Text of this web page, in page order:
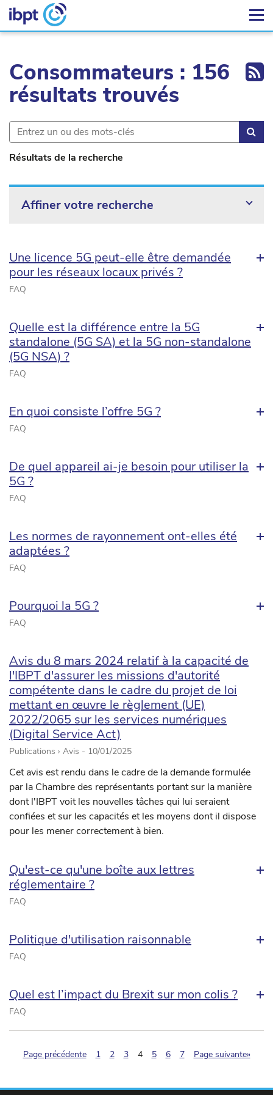
Consommateurs : 156
résultats trouvés
Résultats de la recherche
Affiner votre recherche
Une licence 5G peut-elle être demandée
pour les réseaux locaux privés ?
FAQ
Quelle est la différence entre la 5G
standalone (5G SA) et la 5G non-standalone
(5G NSA) ?
FAQ
En quoi consiste l’offre 5G ?
FAQ
De quel appareil ai-je besoin pour utiliser la
5G ?
FAQ
Les normes de rayonnement ont-elles été
adaptées ?
FAQ
Pourquoi la 5G ?
FAQ
Avis du 8 mars 2024 relatif à la capacité de
l'IBPT d'assurer les missions d'autorité
compétente dans le cadre du projet de loi
mettant en œuvre le règlement (UE)
2022/2065 sur les services numériques
(Digital Service Act)
Publications › Avis - 10/01/2025
Cet avis est rendu dans le cadre de la demande formulée
par la Chambre des représentants portant sur la manière
dont l'IBPT voit les nouvelles tâches qui lui seraient
confiées et sur les capacités et les moyens dont il dispose
pour les mener correctement à bien.
Qu'est-ce qu'une boîte aux lettres
réglementaire ?
FAQ
Politique d'utilisation raisonnable
FAQ
Quel est l’impact du Brexit sur mon colis ?
FAQ
Page précédente 1 2 3 4(pagination.current)
5 6 7 Page suivante»